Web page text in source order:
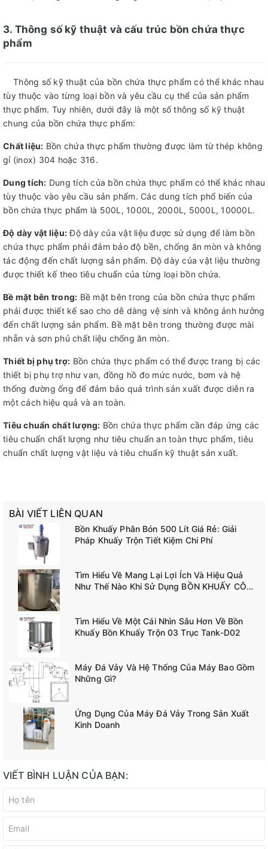
3. Thông số kỹ thuật và cấu trúc bồn chứa thực
phẩm
Thông số kỹ thuật của bồn chứa thực phẩm có thể khác nhau
tùy thuộc vào từng loại bồn và yêu cầu cụ thể của sản phẩm
thực phẩm. Tuy nhiên, dưới đây là một số thông số kỹ thuật
chung của bồn chứa thực phẩm:
Chất liệu: Bồn chứa thực phẩm thường được làm từ thép không
gỉ (inox) 304 hoặc 316.
Dung tích: Dung tích của bồn chứa thực phẩm có thể khác nhau
tùy thuộc vào yêu cầu sản phẩm. Các dung tích phổ biến của
bồn chứa thực phẩm là 500L, 1000L, 2000L, 5000L, 10000L.
Độ dày vật liệu:Độ dày của vật liệu được sử dụng để làm bồn
chứa thực phẩm phải đảm bảo độ bền, chống ăn mòn và không
tác động đến chất lượng sản phẩm. Độ dày của vật liệu thường
được thiết kế theo tiêu chuẩn của từng loại bồn chứa.
Bề mặt bên trong: Bề mặt bên trong của bồn chứa thực phẩm
phải được thiết kế sao cho dễ dàng vệ sinh và không ảnh hưởng
đến chất lượng sản phẩm. Bề mặt bên trong thường được mài
nhẵn và sơn phủ chất liệu chống ăn mòn.
Thiết bị phụ trợ: Bồn chứa thực phẩm có thể được trang bị các
thiết bị phụ trợ như van, đồng hồ đo mức nước, bơm và hệ
thống đường ống để đảm bảo quá trình sản xuất được diễn ra
một cách hiệu quả và an toàn.
Tiêu chuẩn chất lượng: Bồn chứa thực phẩm cần đáp ứng các
tiêu chuẩn chất lượng như tiêu chuẩn an toàn thực phẩm, tiêu
chuẩn chất lượng vật liệu và tiêu chuẩn kỹ thuật sản xuất.
BÀI VIẾT LIÊN QUAN
Bồn Khuấy Phân Bón 500 Lít Giá Rẻ: Giải
Pháp Khuấy Trộn Tiết Kiệm Chi Phí
Tìm Hiểu Về Mang Lại Lợi Ích Và Hiệu Quả
Như Thế Nào Khi Sử Dụng BỒN KHUẤY CÔNG
Tìm Hiểu Về Một Cái Nhìn Sâu Hơn Về Bồn
Khuấy Bồn Khuấy Trộn 03 Trục Tank-D02
Máy Đá Vảy Và Hệ Thống Của Máy Bao Gồm
Những Gì?
Ứng Dụng Của Máy Đá Vảy Trong Sản Xuất
Kinh Doanh
VIẾT BÌNH LUẬN CỦA BẠN: